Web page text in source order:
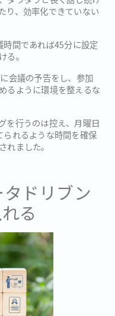
り、効率化できていない
時間であれば45分に設定
る。
会議の予告をし、参加
るように環境を整えるな
を行うのは控え、月曜日
れるような時間を確保
れました。
ドリブン
る